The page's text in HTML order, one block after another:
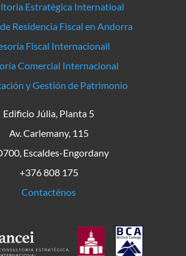
Estratègica Internatioal
Residencia Fiscal en Andorra
Fiscal Internacionall
Comercial Internacional
y Gestión de Patrimonio
Edificio Júlia, Planta 5
Av. Carlemany, 115
Escaldes-Engordany
+376 808 175
Contacténos